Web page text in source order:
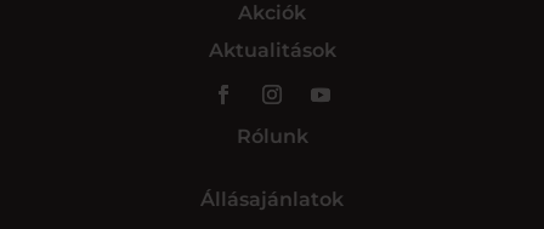
Akciók
Aktualitások
Rólunk
Állásajánlatok